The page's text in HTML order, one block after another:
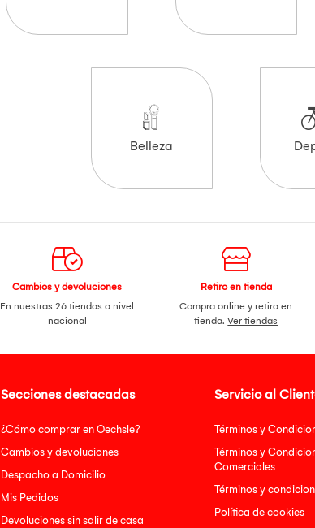
Belleza
Cambios y devoluciones
En nuestras 26 tiendas a nivel
nacional
Retiro en tienda
Compra online y retira en
tienda.Ver tiendas
Secciones destacadas
¿Cómo comprar en Oechsle?
Cambios y devoluciones
Despacho a Domicilio
Mis Pedidos
Devoluciones sin salir de casa
Servicio al
Términos y
Términos y
Comerciales
Términos y
Política de cookies